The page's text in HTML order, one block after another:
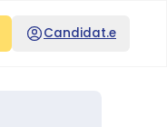
Candidat.e